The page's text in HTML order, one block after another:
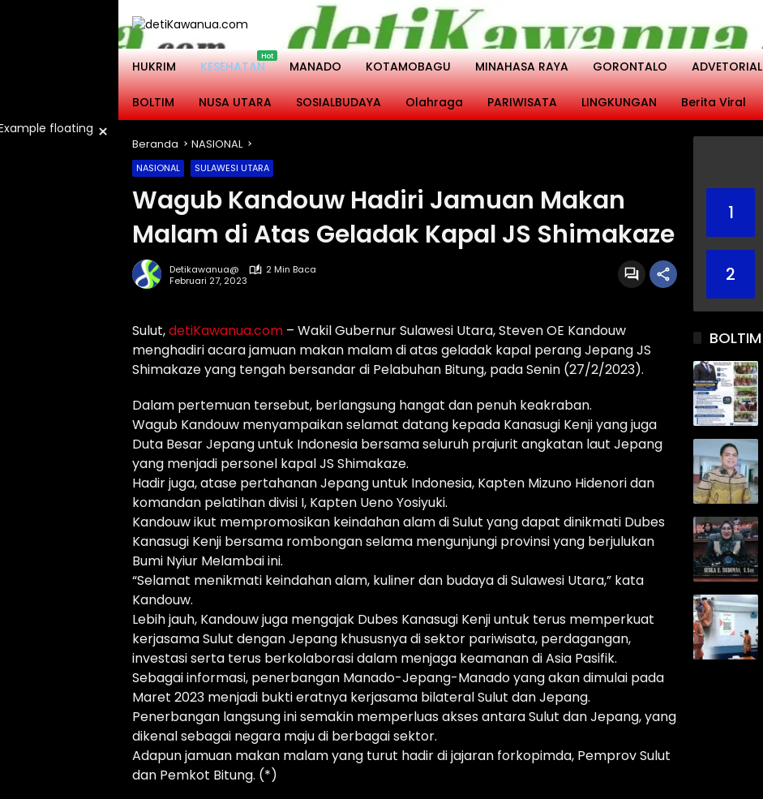
HUKRIM
KESEHATAN MANADO KOTAMOBAGU MINAHASA RAYA GORONTALO ADVETORIAL
BOLTIM NUSA UTARA SOSIALBUDAYA Olahraga PARIWISATA LINGKUNGAN Berita Viral
× Beranda NASIONAL
NASIONAL SULAWESI UTARA
Wagub Kandouw Hadiri Jamuan Makan
Malam di Atas Geladak Kapal JS Shimakaze
Detikawanua@
2 Min Baca
Februari 27, 2023
Sulut,detiKawanua.com – Wakil Gubernur Sulawesi Utara, Steven OE Kandouw
menghadiri acara jamuan makan malam di atas geladak kapal perang Jepang JS
Shimakaze yang tengah bersandar di Pelabuhan Bitung, pada Senin (27/2/2023).
Dalam pertemuan tersebut, berlangsung hangat dan penuh keakraban.
Wagub Kandouw menyampaikan selamat datang kepada Kanasugi Kenji yang juga
Duta Besar Jepang untuk Indonesia bersama seluruh prajurit angkatan laut Jepang
yang menjadi personel kapal JS Shimakaze.
Hadir juga, atase pertahanan Jepang untuk Indonesia, Kapten Mizuno Hidenori dan
komandan pelatihan divisi I, Kapten Ueno Yosiyuki.
Kandouw ikut mempromosikan keindahan alam di Sulut yang dapat dinikmati Dubes
Kanasugi Kenji bersama rombongan selama mengunjungi provinsi yang berjulukan
Bumi Nyiur Melambai ini.
“Selamat menikmati keindahan alam, kuliner dan budaya di Sulawesi Utara,” kata
Kandouw.
Lebih jauh, Kandouw juga mengajak Dubes Kanasugi Kenji untuk terus memperkuat
kerjasama Sulut dengan Jepang khususnya di sektor pariwisata, perdagangan,
investasi serta terus berkolaborasi dalam menjaga keamanan di Asia Pasifik.
Sebagai informasi, penerbangan Manado-Jepang-Manado yang akan dimulai pada
Maret 2023 menjadi bukti eratnya kerjasama bilateral Sulut dan Jepang.
Penerbangan langsung ini semakin memperluas akses antara Sulut dan Jepang, yang
dikenal sebagai negara maju di berbagai sektor.
Adapun jamuan makan malam yang turut hadir di jajaran forkopimda, Pemprov Sulut
dan Pemkot Bitung. (*)
1
2
BOLTIM